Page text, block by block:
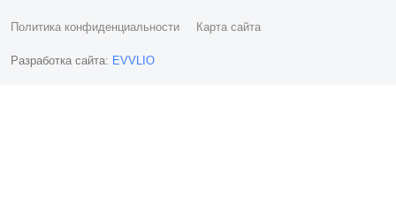
Политика конфиденциальности Карта сайта
Разработка сайта: EVVLIO